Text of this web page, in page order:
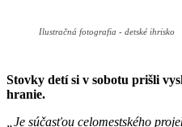
Ilustračná fotografia - detské ihrisko
Stovky detí si v sobotu prišli
hranie.
„Je súčasťou celomestského